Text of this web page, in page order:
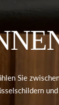
Sie